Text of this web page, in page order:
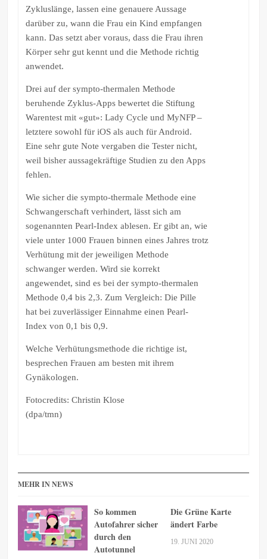
Zykluslänge, lassen eine genauere Aussage
darüber zu, wann die Frau ein Kind empfangen
kann. Das setzt aber voraus, dass die Frau ihren
Körper sehr gut kennt und die Methode richtig
anwendet.
Drei auf der sympto-thermalen Methode
beruhende Zyklus-Apps bewertet die Stiftung
Warentest mit «gut»: Lady Cycle und MyNFP –
letztere sowohl für iOS als auch für Android.
Eine sehr gute Note vergaben die Tester nicht,
weil bisher aussagekräftige Studien zu den Apps
fehlen.
Wie sicher die sympto-thermale Methode eine
Schwangerschaft verhindert, lässt sich am
sogenannten Pearl-Index ablesen. Er gibt an, wie
viele unter 1000 Frauen binnen eines Jahres trotz
Verhütung mit der jeweiligen Methode
schwanger werden. Wird sie korrekt
angewendet, sind es bei der sympto-thermalen
Methode 0,4 bis 2,3. Zum Vergleich: Die Pille
hat bei zuverlässiger Einnahme einen Pearl-
Index von 0,1 bis 0,9.
Welche Verhütungsmethode die richtige ist,
besprechen Frauen am besten mit ihrem
Gynäkologen.
Fotocredits: Christin Klose
(dpa/tmn)
MEHR IN NEWS
So kommen
Autofahrer sicher
durch den
Autotunnel
Die Grüne Karte
ändert Farbe
19. JUNI 2020